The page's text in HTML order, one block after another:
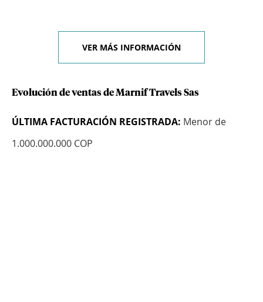
VER MÁS INFORMACIÓN
Evolución de ventas de Marnif Travels Sas
ÚLTIMA FACTURACIÓN REGISTRADA: Menor de
1.000.000.000 COP